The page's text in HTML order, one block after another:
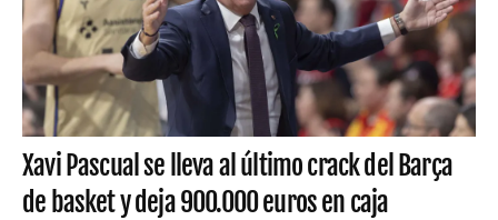
Xavi Pascual se lleva al último crack del Barça
de basket y deja 900.000 euros en caja